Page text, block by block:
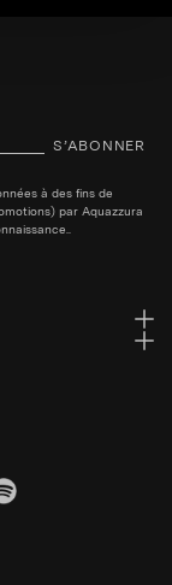
S’ABONNER
à des fins de
par Aquazzura